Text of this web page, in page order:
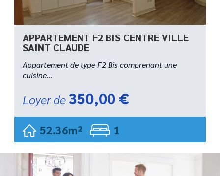
APPARTEMENT F2 BIS CENTRE VILLE
SAINT CLAUDE
Appartement de type F2 Bis comprenant une
cuisine...
Loyer de 350,00 €
52.36m² 1